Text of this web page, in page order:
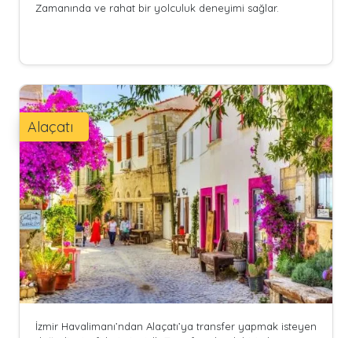
Zamanında ve rahat bir yolculuk deneyimi sağlar.
İzmir Havalimanı’ndan Alaçatı’ya transfer yapmak isteyen
Alaçatı